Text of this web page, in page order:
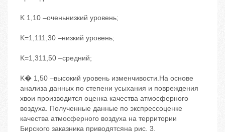
K 1,10 –оченьнизкий уровень;
K=1,111,30 –низкий уровень;
K=1,311,50 –средний;
K� 1,50 –высокий уровень изменчивости.На основе
анализа данных по степени усыхания и повреждения
хвои производится оценка качества атмосферного
воздуха. Полученные данные по экспрессоценке
качества атмосферного воздуха на территории
Бирского заказника приводятсяна рис. 3.